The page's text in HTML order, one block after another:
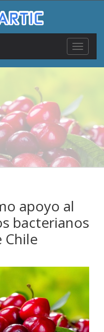
Toggle
apoyo al
bacterianos
Chile